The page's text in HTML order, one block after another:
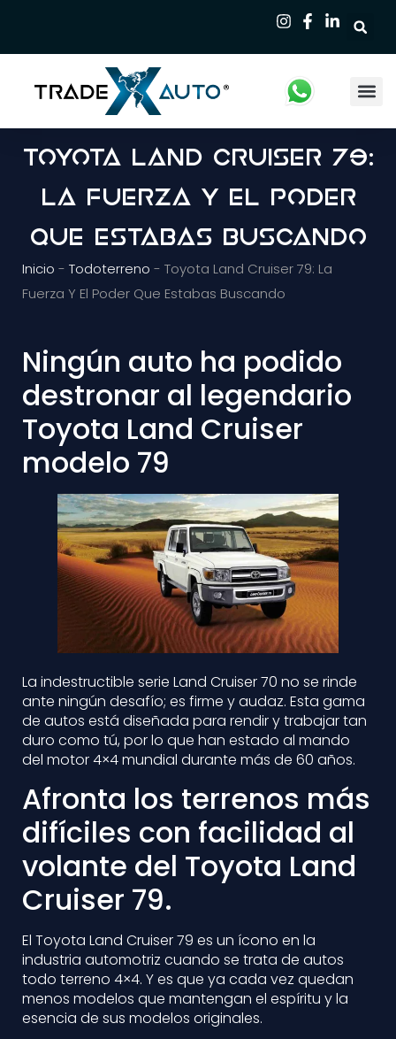
Toyota Land Cruiser 79:
La Fuerza Y El Poder
Que Estabas Buscando
Inicio - Todoterreno - Toyota Land Cruiser 79: La
Fuerza Y El Poder Que Estabas Buscando
Ningún auto ha podido
destronar al legendario
Toyota Land Cruiser
modelo 79
La indestructible serie Land Cruiser 70 no se rinde
ante ningún desafío; es firme y audaz. Esta gama
de autos está diseñada para rendir y trabajar tan
duro como tú, por lo que han estado al mando
del motor 4×4 mundial durante más de 60 años.
Afronta los terrenos más
difíciles con facilidad al
volante del Toyota Land
Cruiser 79.
El Toyota Land Cruiser 79 es un ícono en la
industria automotriz cuando se trata de autos
todo terreno 4×4. Y es que ya cada vez quedan
menos modelos que mantengan el espíritu y la
esencia de sus modelos originales.